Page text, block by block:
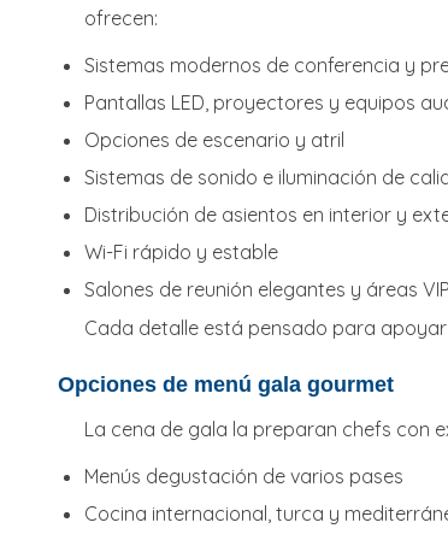
ofrecen:
Sistemas modernos de conferencia y
Pantallas LED, proyectores y equipos
Opciones de escenario y atril
Sistemas de sonido e iluminación de
Distribución de asientos en interior y
Wi-Fi rápido y estable
Salones de reunión elegantes y áreas VIP
Cada detalle está pensado para
Opciones de menú gala gourmet
La cena de gala la preparan chefs con
Menús degustación de varios pases
Cocina internacional, turca y